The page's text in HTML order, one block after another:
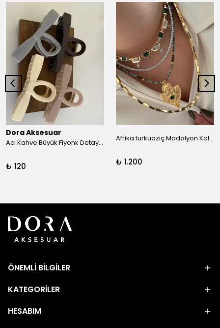
Dora Aksesuar
Acı Kahve Büyük Fiyonk Detay Kıskaç Toka
₺ 120
Afrika turkuazıç Madalyon Kolye
₺ 1.200
ÖNEMLİ BİLGİLER
KATEGORİLER
HESABIM